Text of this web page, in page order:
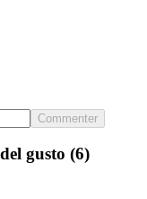
Commenter
gusto (6)